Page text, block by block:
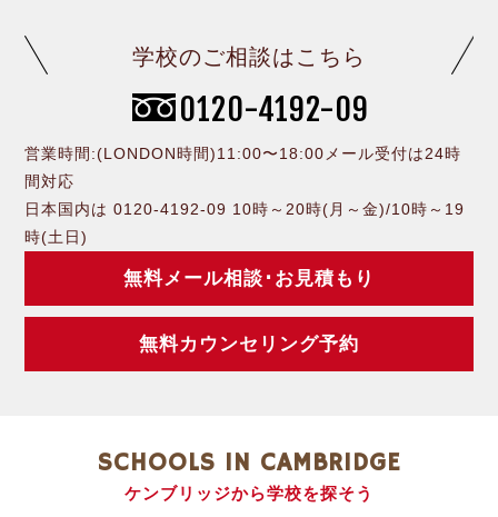
学校のご相談はこちら
0120-4192-09
営業時間:(LONDON時間)11:00〜18:00メール受付は24時
間対応
日本国内は 0120-4192-09 10時～20時(月～金)/10時～19
時(土日)
無料メール相談･お見積もり
無料カウンセリング予約
SCHOOLS IN CAMBRIDGE
ケンブリッジから学校を探そう